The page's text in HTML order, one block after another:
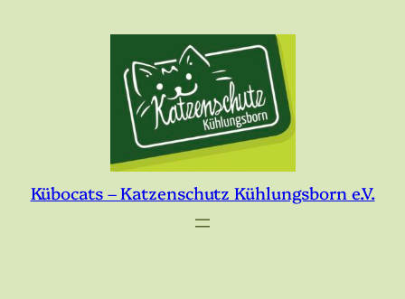
Kübocats – Katzenschutz Kühlungsborn e.V.